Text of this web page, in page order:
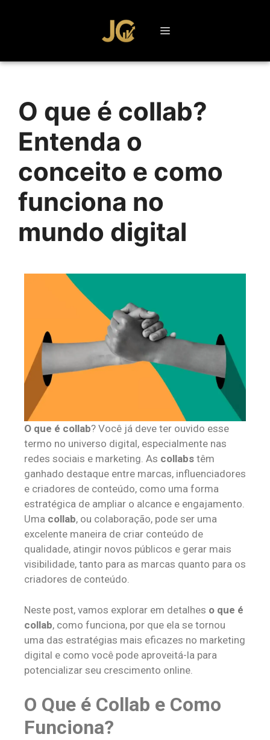
O que é collab?
Entenda o
conceito e como
funciona no
mundo digital
O que é collab? Você já deve ter ouvido esse
termo no universo digital, especialmente nas
redes sociais e marketing. As collabs têm
ganhado destaque entre marcas, influenciadores
e criadores de conteúdo, como uma forma
estratégica de ampliar o alcance e engajamento.
Uma collab, ou colaboração, pode ser uma
excelente maneira de criar conteúdo de
qualidade, atingir novos públicos e gerar mais
visibilidade, tanto para as marcas quanto para os
criadores de conteúdo.
Neste post, vamos explorar em detalhes o que é
collab, como funciona, por que ela se tornou
uma das estratégias mais eficazes no marketing
digital e como você pode aproveitá-la para
potencializar seu crescimento online.
O Que é Collab e Como
Funciona?